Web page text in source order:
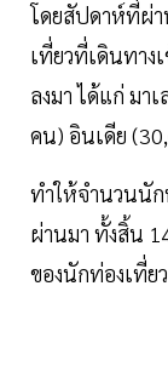
โดยสัปดาห์ที่ผ่
เที่ยวที่เดินทาง
ลงมา ได้แก่ มา
คน) อินเดีย
ทำให้จำนวนนัก
ผ่านมา ทั้งสิ้น
ของนักท่องเที่ย